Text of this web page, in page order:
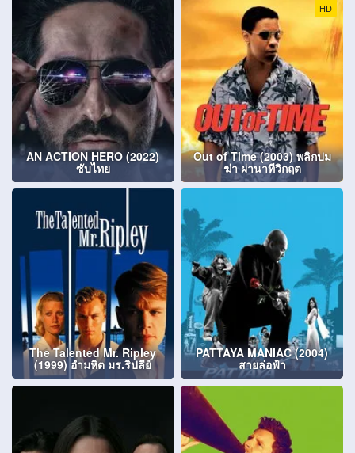
AN ACTION HERO (2022)
ซับไทย
HD
Out of Time (2003) พลิกปม
ฆ่า ผ่านาทีวิกฤต
The Talented Mr. Ripley
(1999) อำมหิต มร.ริปลีย์
PATTAYA MANIAC (2004)
สายล่อฟ้า